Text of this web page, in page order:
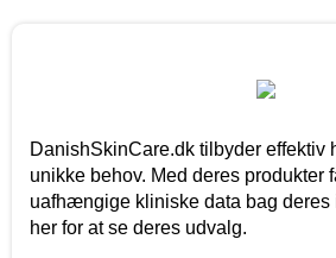
DanishSkinCare.dk tilbyder effektiv
unikke behov. Med deres produkter
uafhængige kliniske data bag deres
her for at se deres udvalg.